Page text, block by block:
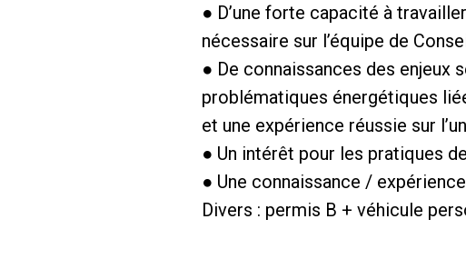
● D’une forte capacité à
nécessaire sur l’équipe de
● De connaissances des
problématiques énergétiques
et une expérience réussie sur
● Un intérêt pour les pratiques
● Une connaissance /
Divers : permis B + véhicule